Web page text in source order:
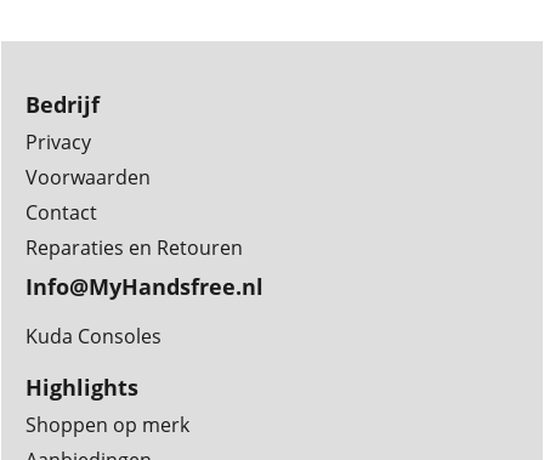
Bedrijf
Privacy
Voorwaarden
Contact
Reparaties en Retouren
Info@MyHandsfree.nl
Kuda Consoles
Highlights
Shoppen op merk